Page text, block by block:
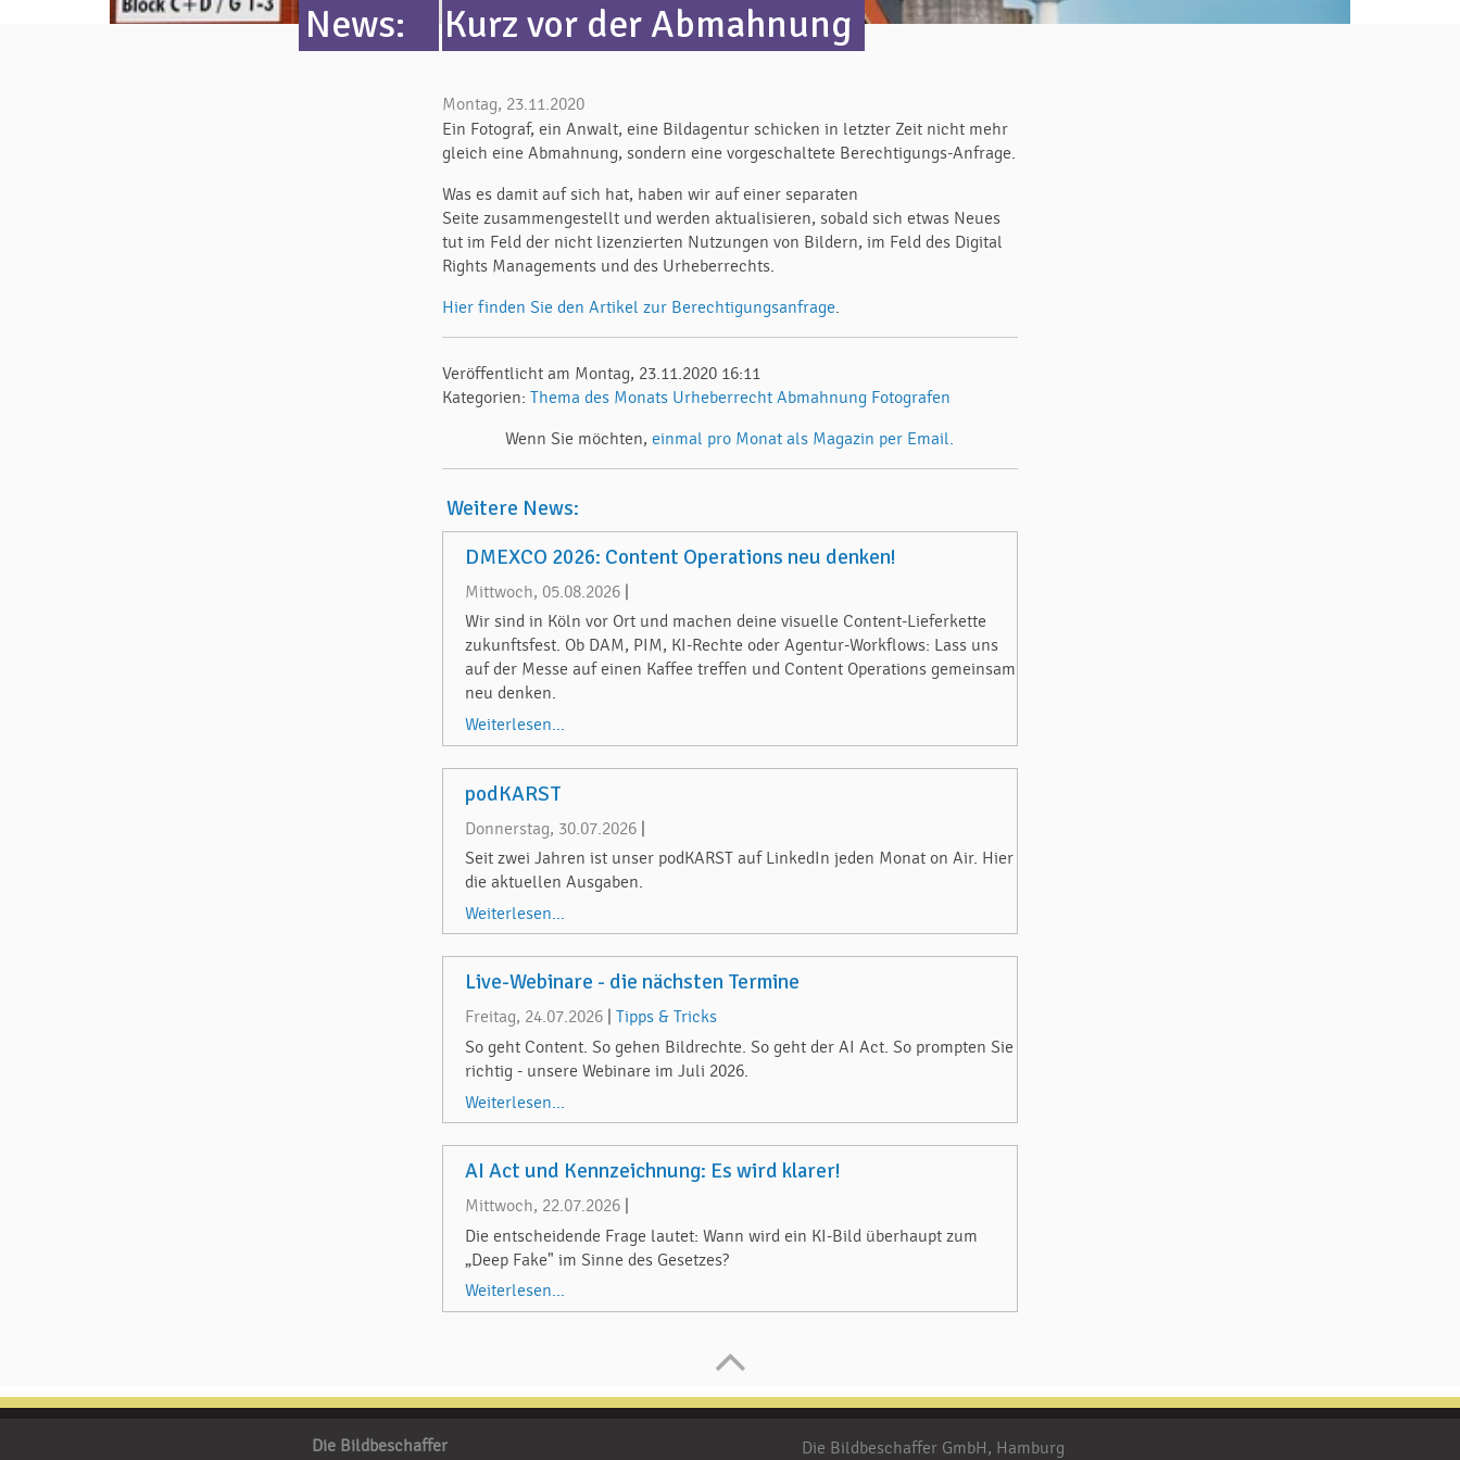
News: Kurz vor der Abmahnung
Montag, 23.11.2020
Ein Fotograf, ein Anwalt, eine Bildagentur schicken in letzter Zeit nicht mehr
gleich eine Abmahnung, sondern eine vorgeschaltete Berechtigungs-Anfrage.
Was es damit auf sich hat, haben wir auf einer separaten
Seite zusammengestellt und werden aktualisieren, sobald sich etwas Neues
tut im Feld der nicht lizenzierten Nutzungen von Bildern, im Feld des Digital
Rights Managements und des Urheberrechts.
Hier finden Sie den Artikel zur Berechtigungsanfrage.
Veröffentlicht am Montag, 23.11.2020 16:11
Kategorien:Thema des Monats Urheberrecht Abmahnung Fotografen
Wenn Sie möchten,einmal pro Monat als Magazin per Email.
Weitere News:
DMEXCO 2026: Content Operations neu denken!
Mittwoch, 05.08.2026
Wir sind in Köln vor Ort und machen deine visuelle Content-Lieferkette
zukunftsfest. Ob DAM, PIM, KI-Rechte oder Agentur-Workflows: Lass uns
auf der Messe auf einen Kaffee treffen und Content Operations gemeinsam
neu denken.
Weiterlesen...
podKARST
Donnerstag, 30.07.2026
Seit zwei Jahren ist unser podKARST auf LinkedIn jeden Monat on Air. Hier
die aktuellen Ausgaben.
Weiterlesen...
Live-Webinare - die nächsten Termine
Freitag, 24.07.2026 |Tipps & Tricks
So geht Content. So gehen Bildrechte. So geht der AI Act. So prompten Sie
richtig - unsere Webinare im Juli 2026.
Weiterlesen...
AI Act und Kennzeichnung: Es wird klarer!
Mittwoch, 22.07.2026
Die entscheidende Frage lautet: Wann wird ein KI-Bild überhaupt zum
„Deep Fake" im Sinne des Gesetzes?
Weiterlesen...
Die Bildbeschaffer Die Bildbeschaffer GmbH, Hamburg